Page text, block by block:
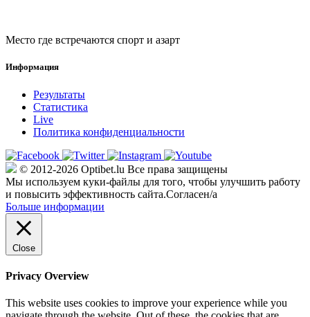
Место где встречаются спорт и азарт
Информация
Результаты
Статистика
Live
Политика конфиденциальности
© 2012-2026 Optibet.lu Все права защищены
Мы используем куки-файлы для того, чтобы улучшить работу
и повысить эффективность сайта.Согласен/а
Больше информации
Close
Privacy Overview
This website uses cookies to improve your experience while you